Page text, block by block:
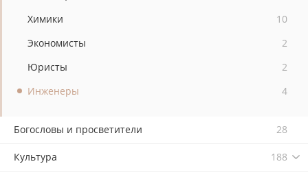
Химики
10
Экономисты
2
Юристы
2
Инженеры
4
Богословы и просветители 28
Культура 188